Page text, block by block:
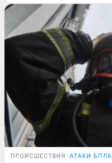
ПРОИСШЕСТВИЯ АТАКИ БПЛА